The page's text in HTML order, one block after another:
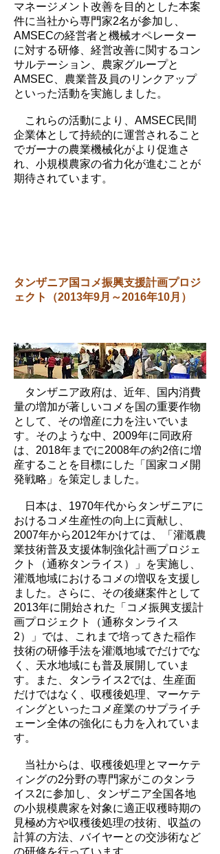
マネージメント改善を目的とした本案
件に当社から専門家2名が参加し、
AMSECの経営者と機械オペレーター
に対する研修、経営改善に関するコン
サルテーション、農家グループと
AMSEC、農業普及員のリンクアップ
といった活動を実施しました。
これらの活動により、AMSEC民間
企業体として持続的に運営されること
でガーナの農業機械化がより促進さ
れ、小規模農家の省力化が進むことが
期待されています。
タンザニア国コメ振興支援計画プロジ
ェクト（2013年9月～2016年10月）
タンザニア政府は、近年、国内消費
量の増加が著しいコメを国の重要作物
として、その増産に力を注いでいま
す。そのような中、2009年に同政府
は、2018年までに2008年の約2倍に増
産することを目標にした「国家コメ開
発戦略」を策定しました。
日本は、1970年代からタンザニアに
おけるコメ生産性の向上に貢献し、
2007年から2012年かけては、「灌漑農
業技術普及支援体制強化計画プロジェ
クト（通称タンライス）」を実施し、
灌漑地域におけるコメの増収を支援し
ました。さらに、その後継案件として
2013年に開始された「コメ振興支援計
画プロジェクト（通称タンライス
2）」では、これまで培ってきた稲作
技術の研修手法を灌漑地域でだけでな
く、天水地域にも普及展開していま
す。また、タンライス2では、生産面
だけではなく、収穫後処理、マーケテ
ィングといったコメ産業のサプライチ
ェーン全体の強化にも力を入れていま
す。
当社からは、収穫後処理とマーケテ
ィングの2分野の専門家がこのタンラ
イス2に参加し、タンザニア全国各地
の小規模農家を対象に適正収穫時期の
見極め方や収穫後処理の技術、収益の
計算の方法、バイヤーとの交渉術など
の研修を行っています。